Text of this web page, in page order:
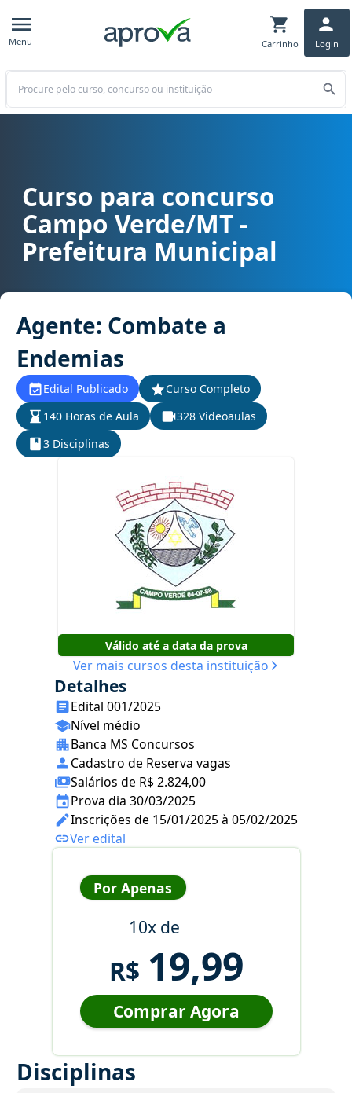
Menu Carrinho Login
Buscar
Curso para concurso Campo Verde/MT - Prefeitura Municipal
Curso para concurso
Campo Verde/MT -
Prefeitura Municipal
Agente: Combate a
Endemias
Edital Publicado
Curso Completo
140 Horas de Aula
328 Videoaulas
3 Disciplinas
Válido até a data da prova
Ver mais cursos desta instituição
Detalhes
Edital 001/2025
Nível médio
Banca MS Concursos
Cadastro de Reserva vagas
Salários de R$ 2.824,00
Prova dia 30/03/2025
Inscrições de 15/01/2025 à 05/02/2025
Ver edital
Por Apenas
10x de
R$ 19,99
Comprar Agora
Disciplinas